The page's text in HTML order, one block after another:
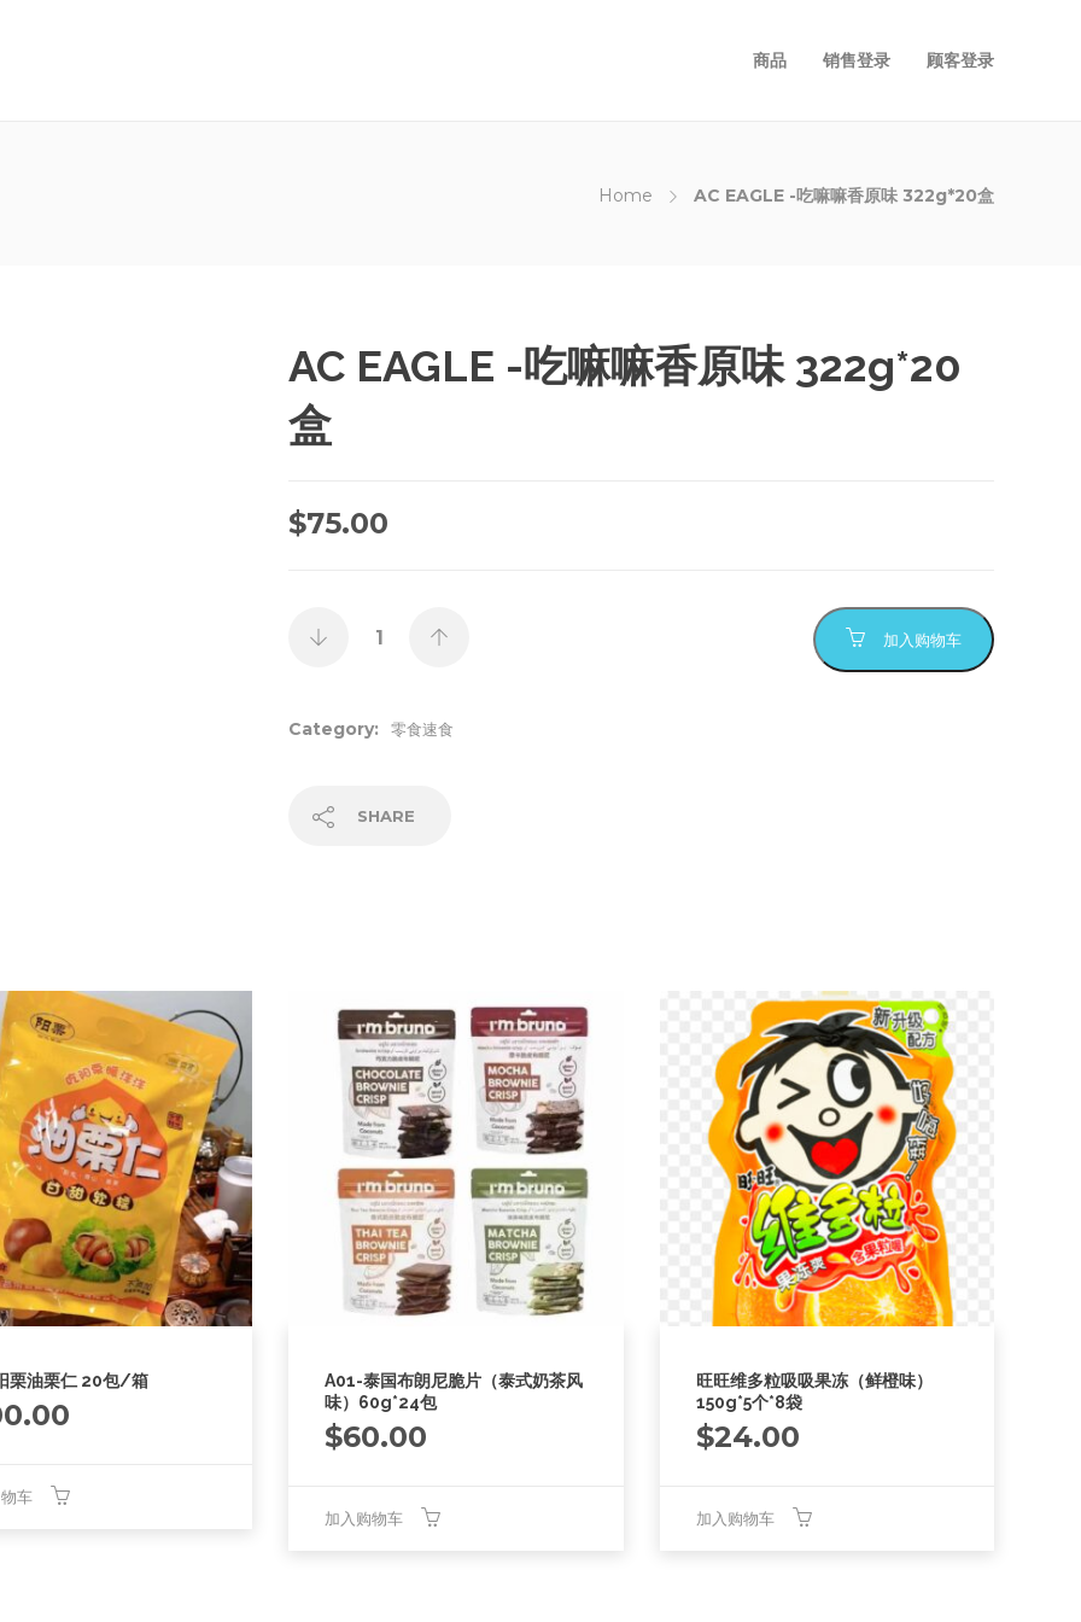
商品 销售登录 顾客登录
Home AC EAGLE -吃嘛嘛香原味 322g*20盒
AC EAGLE -吃嘛嘛香原味 322g*20
盒
$75.00
加入购物车
Category: 零食速食
SHARE
栗油栗仁 20包/箱
车
A01-泰国布朗尼脆片（泰式奶茶风
味）60g*24包
$60.00
加入购物车
旺旺维多粒吸吸果冻（鲜橙味）
150g*5个*8袋
$24.00
加入购物车